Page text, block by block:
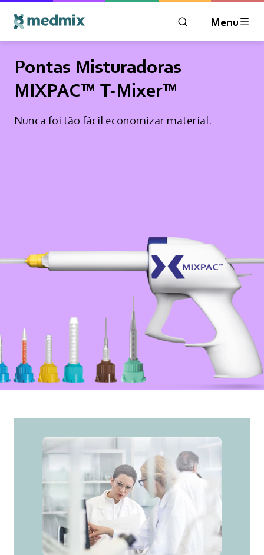
Logo title
ABRIR A JANELA
Menu
Pontas Misturadoras
MIXPAC™ T-Mixer™
Nunca foi tão fácil economizar material.